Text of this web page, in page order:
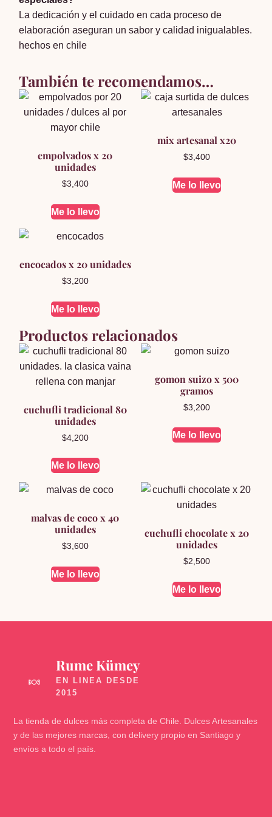
La dedicación y el cuidado en cada proceso de
elaboración aseguran un sabor y calidad inigualables.
hechos en chile
También te recomendamos…
empolvados x 20
unidades
$3,400
Me lo llevo
mix artesanal x20
$3,400
Me lo llevo
encocados x 20 unidades
$3,200
Me lo llevo
Productos relacionados
cuchufli tradicional 80
unidades
$4,200
Me lo llevo
gomon suizo x 500
gramos
$3,200
Me lo llevo
malvas de coco x 40
unidades
$3,600
Me lo llevo
cuchufli chocolate x 20
unidades
$2,500
Me lo llevo
🍬
Rume Kümey
La tienda de dulces más completa de Chile. Dulces Artesanales
y de las mejores marcas, con delivery propio en Santiago y
envíos a todo el país.